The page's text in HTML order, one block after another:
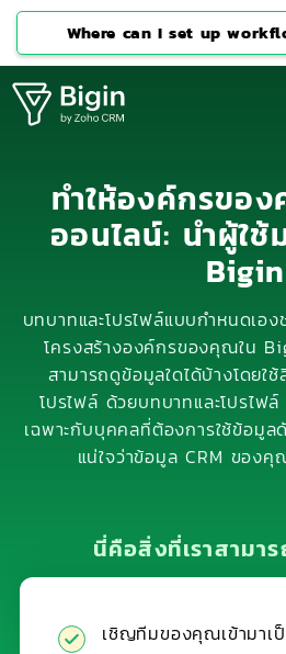
Where can I set up
ทำให้องค์กรขอ
ออนไลน์: นำผู้ใช้
Bigin
บทบาทและโปรไฟล์แบบกำหนดเอ
โครงสร้างองค์กรของคุณใน
สามารถดูข้อมูลใดได้บ้างโดยใ
โปรไฟล์ ด้วยบทบาทและโปรไฟ
เฉพาะกับบุคคลที่ต้องการใช้ข้อมูล
แน่ใจว่าข้อมูล CRM ของ
นี่คือสิ่งที่เราสามา
เชิญทีมของคุณเข้ามาเ